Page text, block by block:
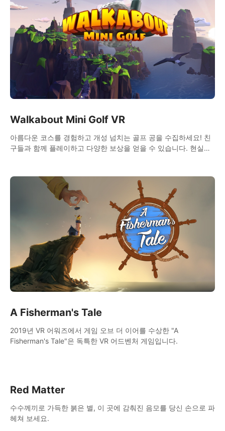
Walkabout Mini Golf VR
아름다운 코스를 경험하고 개성 넘치는 골프 공을 수집하세요! 친
구들과 함께 플레이하고 다양한 보상을 얻을 수 있습니다. 현실적
A Fisherman's Tale
2019년 VR 어워즈에서 게임 오브 더 이어를 수상한 "A
Fisherman's Tale"은 독특한 VR 어드벤처 게임입니다.
Red Matter
수수께끼로 가득한 붉은 별, 이 곳에 감춰진 음모를 당신 손으로 파
헤쳐 보세요.